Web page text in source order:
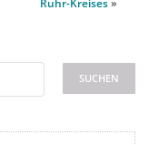
Ruhr-Kreises»